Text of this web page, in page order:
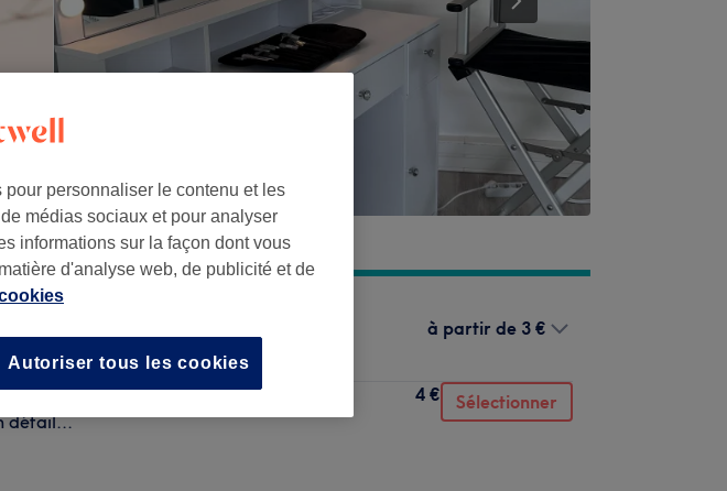
en détail...
à partir de 3 €
détail...
4 € Sélectionner
personnaliser le contenu et les
médias sociaux et pour analyser
informations sur la façon dont vous
d'analyse web, de publicité et de
Autoriser tous les cookies